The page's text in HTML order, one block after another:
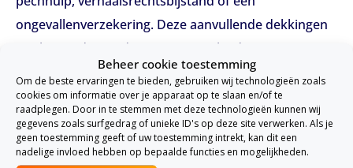
Beheer cookie toestemming
Om de beste ervaringen te bieden, gebruiken wij technologieën zoals
cookies om informatie over je apparaat op te slaan en/of te
raadplegen. Door in te stemmen met deze technologieën kunnen wij
gegevens zoals surfgedrag of unieke ID's op deze site verwerken. Als je
geen toestemming geeft of uw toestemming intrekt, kan dit een
nadelige invloed hebben op bepaalde functies en mogelijkheden.
ongevallenverzekering. Deze aanvullende dekkingen
zijn hieronder verder voor u uitgelegd:
Pechhulp
Met de pechhulp wordt u onderweg geholpen als uw
fiets het niet meer doet.
Verhaalsrechtsbijstand